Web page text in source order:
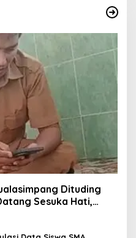
Dituding
Sesuka Hati,
& Pesantren